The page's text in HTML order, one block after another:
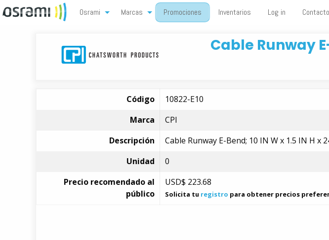
Osrami Marcas Promociones Inventarios Log in Contacto
Cable Runway
Código
10822-E10
Marca
CPI
Descripción
Cable Runway E-Bend; 10 IN W x 1.5 IN H x
Unidad
0
Precio recomendado al
público
USD$ 223.68
Solicita tu registro para obtener precios